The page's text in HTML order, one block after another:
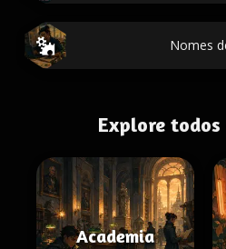
Nomes
Explore todos
Academia